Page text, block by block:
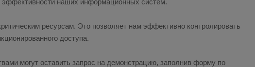
эффективности наших информационных систем.
ресурсам. Это позволяет нам эффективно контролировать
доступа.
могут оставить запрос на демонстрацию, заполнив форму по